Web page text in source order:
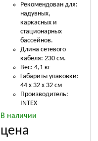
Рекомендован для:
надувных,
каркасных и
стационарных
бассейнов.
Длина сетевого
кабеля: 230 см.
Вес: 4,1 кг
Габариты упаковки:
44 х 32 х 32 см
Производитель:
INTEX
В наличии
цена